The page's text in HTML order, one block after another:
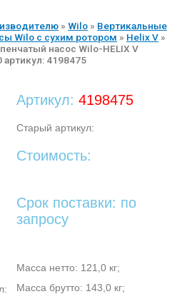
»Wilo » Вертикальные
Wilo с сухим ротором » Helix V »
насос Wilo-HELIX V
4198475
Артикул:4198475
Старый артикул:
Стоимость:
Срок поставки: по
запросу
Масса нетто: 121,0 кг;
Масса брутто: 143,0 кг;